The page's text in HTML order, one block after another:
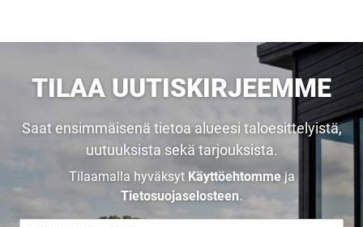
TILAA UUTISKIRJEEMME
Saat ensimmäisenä tietoa alueesi taloesittelyistä,
uutuuksista sekä tarjouksista.
Tilaamalla hyväksyt Käyttöehtommeja
Tietosuojaselosteen.